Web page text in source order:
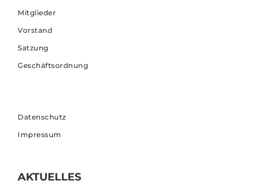
Mitglieder
Vorstand
Satzung
Geschäftsordnung
Datenschutz
Impressum
AKTUELLES